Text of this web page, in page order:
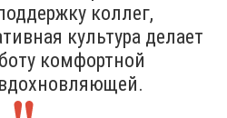
коллег,
культура делает
комфортной